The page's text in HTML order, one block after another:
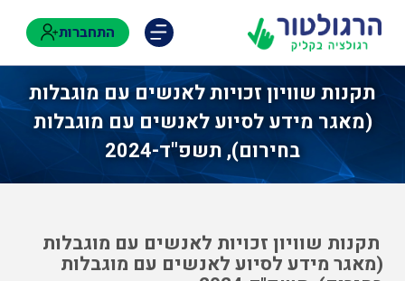
התחברות
תקנות שוויון זכויות לאנשים עם מוגבלות
(מאגר מידע לסיוע לאנשים עם מוגבלות
בחירום), תשפ"ד-2024
תקנות שוויון זכויות לאנשים עם מוגבלות
(מאגר מידע לסיוע לאנשים עם מוגבלות